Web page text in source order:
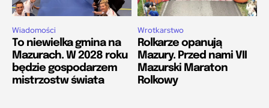
Wiadomości
To niewielka gmina na
Mazurach. W 2028 roku
będzie gospodarzem
mistrzostw świata
Wrotkarstwo
Rolkarze opanują
Mazury. Przed nami VII
Mazurski Maraton
Rolkowy